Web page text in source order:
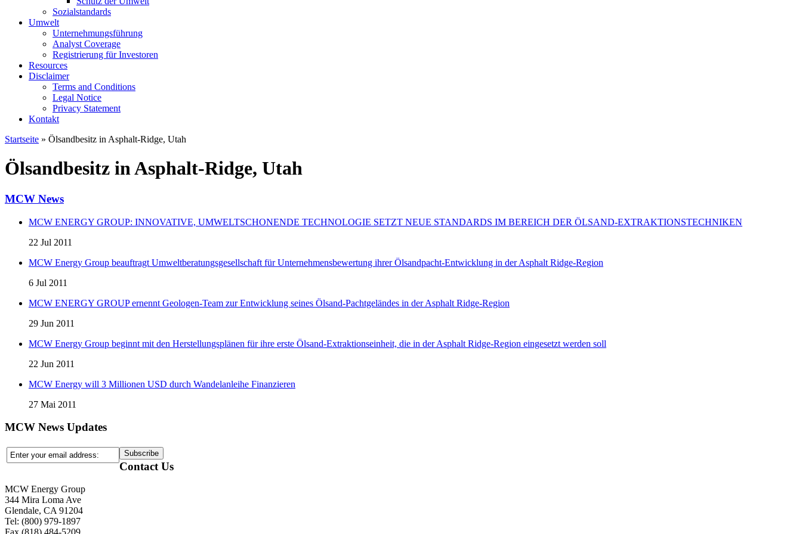
Sozialstandards
Umwelt
Unternehmungsführung
Analyst Coverage
Registrierung für Investoren
Resources
Disclaimer
Terms and Conditions
Legal Notice
Privacy Statement
Kontakt
Startseite » Ölsandbesitz in Asphalt-Ridge, Utah
Ölsandbesitz in Asphalt-Ridge, Utah
MCW News
MCW ENERGY GROUP: INNOVATIVE, UMWELTSCHONENDE TECHNOLOGIE SETZT NEUE STANDARDS IM BEREICH DER ÖLSAND-EXTRAKTIONSTECHNIKEN
22 Jul 2011
MCW Energy Group beauftragt Umweltberatungsgesellschaft für Unternehmensbewertung ihrer Ölsandpacht-Entwicklung in der Asphalt Ridge-Region
6 Jul 2011
MCW ENERGY GROUP ernennt Geologen-Team zur Entwicklung seines Ölsand-Pachtgeländes in der Asphalt Ridge-Region
29 Jun 2011
MCW Energy Group beginnt mit den Herstellungsplänen für ihre erste Ölsand-Extraktionseinheit, die in der Asphalt Ridge-Region eingesetzt werden soll
22 Jun 2011
MCW Energy will 3 Millionen USD durch Wandelanleihe Finanzieren
27 Mai 2011
MCW News Updates
Contact Us
MCW Energy Group
344 Mira Loma Ave
Glendale, CA 91204
Tel: (800) 979-1897